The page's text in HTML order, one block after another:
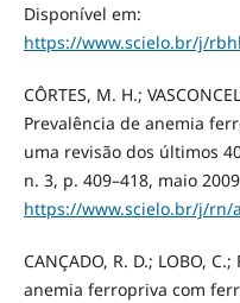
Disponível em:
https://www.scielo.br/j/
CÔRTES, M. H.;
Prevalência de anemia
uma revisão dos últimos
n. 3, p. 409–418, maio
https://www.scielo.br/j/rn/
CANÇADO, R. D.; LOBO,
anemia ferropriva com